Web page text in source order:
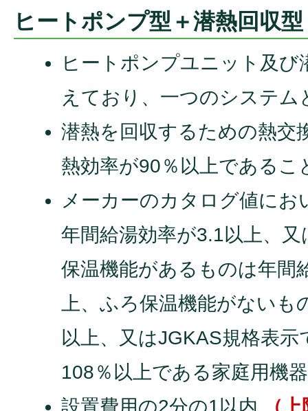
ヒートポンプ型＋潜熱回収型
ヒートポンプユニット及び
えており、一つのシステ
潜熱を回収するための熱交
熱効率が90％以上であるこ
メーカーのカタログ値にお
年間給湯効率が3.1以上、
保温機能があるものは年間
上、ふろ保温機能がない
以上、又はJGKAS規格表示
108％以上である家庭用機
設置費用の2分の1以内 （